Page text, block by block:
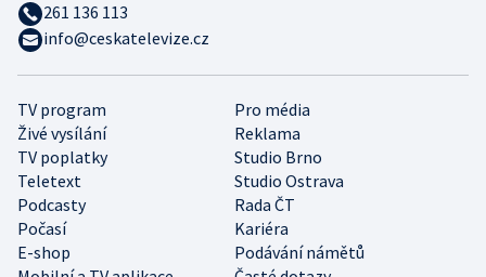
TV program
Pro média
Živé vysílání
Reklama
TV poplatky
Studio Brno
Teletext
Studio Ostrava
Podcasty
Rada ČT
Počasí
Kariéra
E-shop
Podávání námětů
261 136 113
info@ceskatelevize.cz